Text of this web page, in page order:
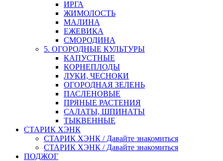
ИРГА
ЖИМОЛОСТЬ
МАЛИНА
ЕЖЕВИКА
СМОРОДИНА
5. ОГОРОДНЫЕ КУЛЬТУРЫ
КАПУСТНЫЕ
КОРНЕПЛОДЫ
ЛУКИ, ЧЕСНОКИ
ОГОРОДНАЯ ЗЕЛЕНЬ
ПАСЛЕНОВЫЕ
ПРЯНЫЕ РАСТЕНИЯ
САЛАТЫ, ШПИНАТЫ
ТЫКВЕННЫЕ
СТАРИК ХЭНК
СТАРИК ХЭНК / Давайте знакомиться
СТАРИК ХЭНК / Давайте знакомиться
ПОДЖОГ